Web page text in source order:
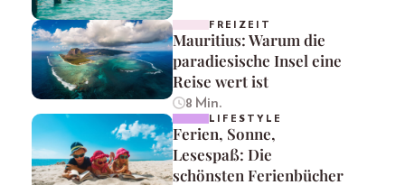
FREIZEIT
Mauritius: Warum die
paradiesische Insel eine
Reise wert ist
8 Min.
LIFESTYLE
Ferien, Sonne,
Lesespaß: Die
schönsten Ferienbücher